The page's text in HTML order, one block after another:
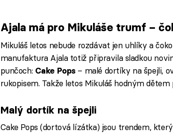
Ajala má pro Mikuláše trumf –
Mikuláš letos nebude rozdávat jen uhlíky a
manufaktura Ajala totiž připravila sladkou
punčoch: Cake Pops – malé dortíky na špejli,
rukopisem. Takže letos Mikuláš hodným
Malý dortík na špejli
Cake Pops (dortová lízátka) jsou trendem,